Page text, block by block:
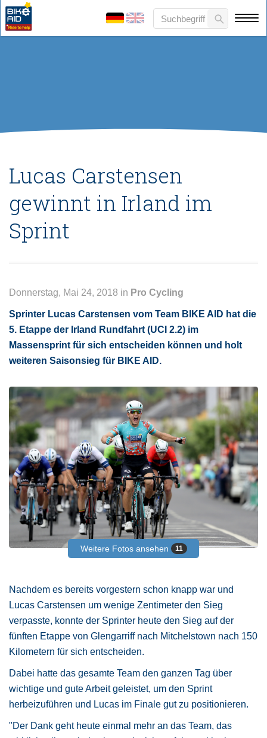
Lucas Carstensen
gewinnt in Irland im
Sprint
Donnerstag, Mai 24, 2018 in Pro Cycling
Sprinter Lucas Carstensen vom Team BIKE AID hat die
5. Etappe der Irland Rundfahrt (UCI 2.2) im
Massensprint für sich entscheiden können und holt
weiteren Saisonsieg für BIKE AID.
Weitere Fotos ansehen 11
Nachdem es bereits vorgestern schon knapp war und
Lucas Carstensen um wenige Zentimeter den Sieg
verpasste, konnte der Sprinter heute den Sieg auf der
fünften Etappe von Glengarriff nach Mitchelstown nach 150
Kilometern für sich entscheiden.
Dabei hatte das gesamte Team den ganzen Tag über
wichtige und gute Arbeit geleistet, um den Sprint
herbeizuführen und Lucas im Finale gut zu positionieren.
"Der Dank geht heute einmal mehr an das Team, das